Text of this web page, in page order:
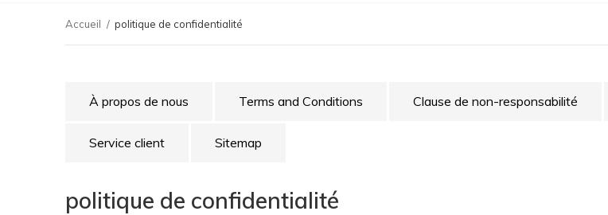
Accueil politique de confidentialité
À propos de nous Terms and Conditions Clause de non-responsabilité
Service client Sitemap
politique de confidentialité